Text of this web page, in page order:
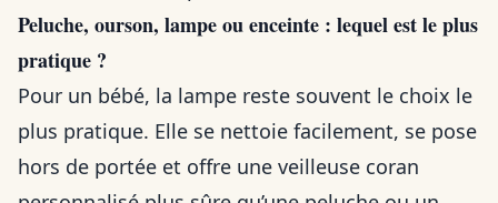
Peluche, ourson, lampe ou enceinte : lequel est le plus
pratique ?
Pour un bébé, la lampe reste souvent le choix le
plus pratique. Elle se nettoie facilement, se pose
hors de portée et offre une veilleuse coran